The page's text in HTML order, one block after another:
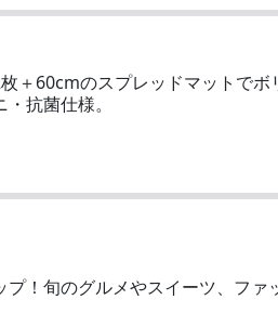
＋60cmのスプレッドマットでボ
抗菌仕様。
！旬のグルメやスイーツ、ファ